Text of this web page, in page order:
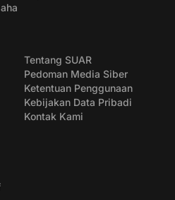
Tentang SUAR
Pedoman Media Siber
Ketentuan Penggunaan
Kebijakan Data Pribadi
Kontak Kami